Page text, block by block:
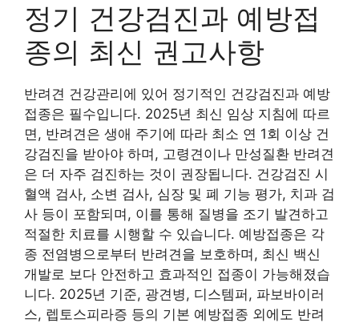
정기 건강검진과 예방접
종의 최신 권고사항
반려견 건강관리에 있어 정기적인 건강검진과 예방
접종은 필수입니다. 2025년 최신 임상 지침에 따르
면, 반려견은 생애 주기에 따라 최소 연 1회 이상 건
강검진을 받아야 하며, 고령견이나 만성질환 반려견
은 더 자주 검진하는 것이 권장됩니다. 건강검진 시
혈액 검사, 소변 검사, 심장 및 폐 기능 평가, 치과 검
사 등이 포함되며, 이를 통해 질병을 조기 발견하고
적절한 치료를 시행할 수 있습니다. 예방접종은 각
종 전염병으로부터 반려견을 보호하며, 최신 백신
개발로 보다 안전하고 효과적인 접종이 가능해졌습
니다. 2025년 기준, 광견병, 디스템퍼, 파보바이러
스, 렙토스피라증 등의 기본 예방접종 외에도 반려